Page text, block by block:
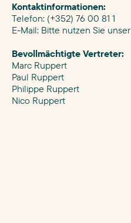
Kontaktinformationen:
Telefon: (+352) 76 00 81 1
E-Mail: Bitte nutzen Sie unser
Bevollmächtigte Vertreter:
Marc Ruppert
Paul Ruppert
Philippe Ruppert
Nico Ruppert